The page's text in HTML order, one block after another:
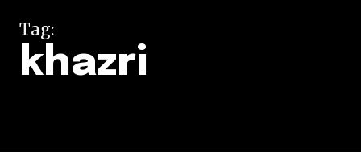
Tag:
khazri